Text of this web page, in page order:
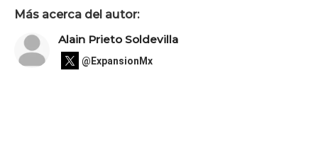
Más acerca del autor:
Alain Prieto Soldevilla
@ExpansionMx